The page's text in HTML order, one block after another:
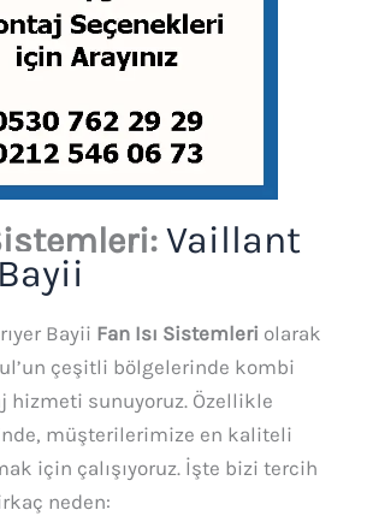
Vaillant
Bayii Fan Isı Sistemleri olarak
çeşitli bölgelerinde kombi
hizmeti sunuyoruz. Özellikle
müşterilerimize en kaliteli
için çalışıyoruz. İşte bizi tercih
neden: